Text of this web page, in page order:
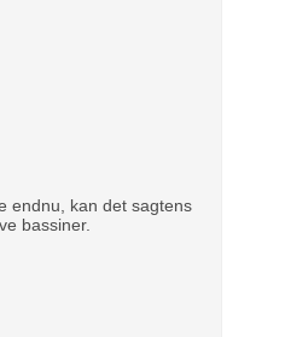
endnu, kan det sagtens
bassiner.